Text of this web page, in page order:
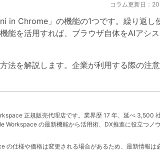
コラム更新日：
in Chrome」の機能の1つです。 繰り返し
能を活用すれば、ブラウザ自体をAIアシス
法を解説します。企業が利用する際の注
正規販売代理店です。業界歴 17 年、延べ 3,500
Workspace の最新機能から活用術、DX推進に役立つノウ
の仕様や価格は変更される場合があるため、最新情報は